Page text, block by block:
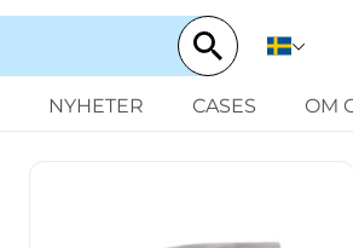
NYHETER CASES OM